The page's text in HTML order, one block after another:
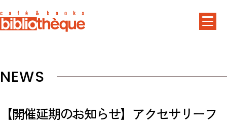
NEWS
【開催延期のお知らせ】アクセサリーフ